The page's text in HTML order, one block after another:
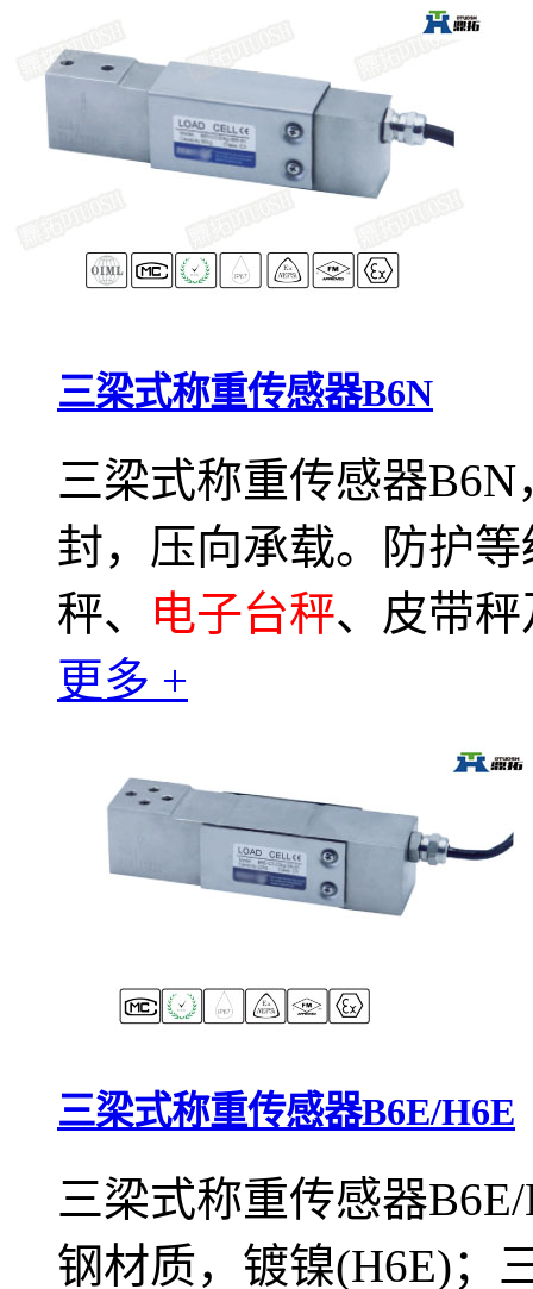
三梁式称重传感器B6N
三梁式称重传感器
封，压向承载。防护
秤、
电子台秤、皮带
更多 +
三梁式称重传感器B6E/H6E
三梁式称重传感器
钢材质，镀镍(H6E)；